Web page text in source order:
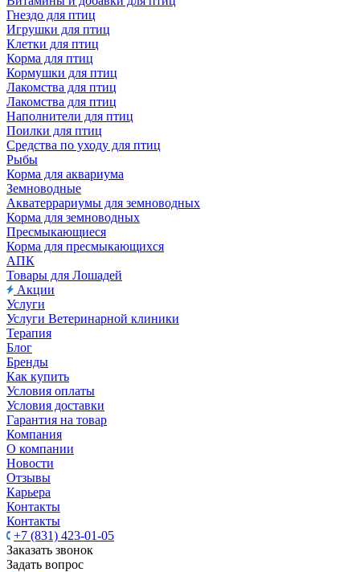
Гнездо для птиц
Игрушки для птиц
Клетки для птиц
Корма для птиц
Кормушки для птиц
Лакомства для птиц
Лакомства для птиц
Наполнители для птиц
Поилки для птиц
Средства по уходу для птиц
Рыбы
Корма для аквариума
Земноводные
Акватеррариумы для земноводных
Корма для земноводных
Пресмыкающиеся
Корма для пресмыкающихся
АПК
Товары для Лошадей
Акции
Услуги
Услуги Ветеринарной клиники
Терапия
Блог
Бренды
Как купить
Условия оплаты
Условия доставки
Гарантия на товар
Компания
О компании
Новости
Отзывы
Карьера
Контакты
Контакты
+7 (831) 423-01-05
Заказать звонок
Задать вопрос